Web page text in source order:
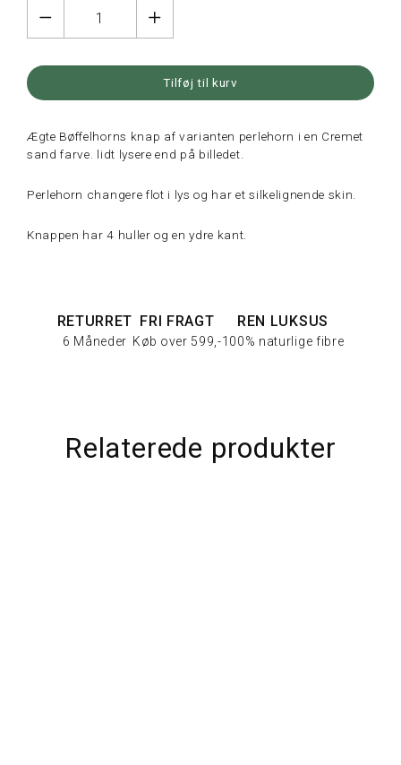
Tilføj til kurv
Ægte Bøffelhorns knap af varianten perlehorn i en Cremet
sand farve. lidt lysere end på billedet.
Perlehorn changere flot i lys og har et silkelignende skin.
Knappen har 4 huller og en ydre kant.
RETURRET
6 Måneder
FRI FRAGT
Køb over 599,-
REN LUKSUS
100% naturlige fibre
Relaterede produkter